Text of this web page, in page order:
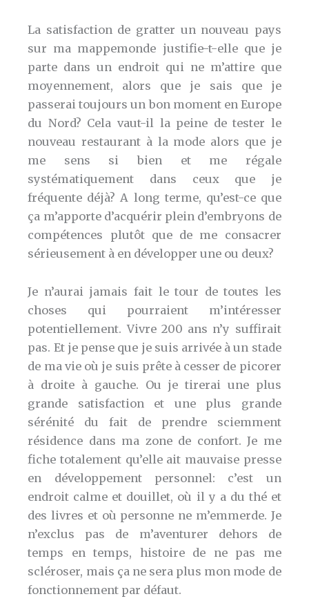
La satisfaction de gratter un nouveau pays
sur ma mappemonde justifie-t-elle que je
parte dans un endroit qui ne m’attire que
moyennement, alors que je sais que je
passerai toujours un bon moment en Europe
du Nord? Cela vaut-il la peine de tester le
nouveau restaurant à la mode alors que je
me sens si bien et me régale
systématiquement dans ceux que je
fréquente déjà? A long terme, qu’est-ce que
ça m’apporte d’acquérir plein d’embryons de
compétences plutôt que de me consacrer
sérieusement à en développer une ou deux?
Je n’aurai jamais fait le tour de toutes les
choses qui pourraient m’intéresser
potentiellement. Vivre 200 ans n’y suffirait
pas. Et je pense que je suis arrivée à un stade
de ma vie où je suis prête à cesser de picorer
à droite à gauche. Ou je tirerai une plus
grande satisfaction et une plus grande
sérénité du fait de prendre sciemment
résidence dans ma zone de confort. Je me
fiche totalement qu’elle ait mauvaise presse
en développement personnel: c’est un
endroit calme et douillet, où il y a du thé et
des livres et où personne ne m’emmerde. Je
n’exclus pas de m’aventurer dehors de
temps en temps, histoire de ne pas me
scléroser, mais ça ne sera plus mon mode de
fonctionnement par défaut.